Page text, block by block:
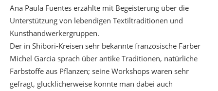
Ana Paula Fuentes erzählte mit Begeisterung über die
Unterstützung von lebendigen Textiltraditionen und
Kunsthandwerkergruppen.
Der in Shibori-Kreisen sehr bekannte französische Färber
Michel Garcia sprach über antike Traditionen, natürliche
Farbstoffe aus Pflanzen; seine Workshops waren sehr
gefragt, glücklicherweise konnte man dabei auch